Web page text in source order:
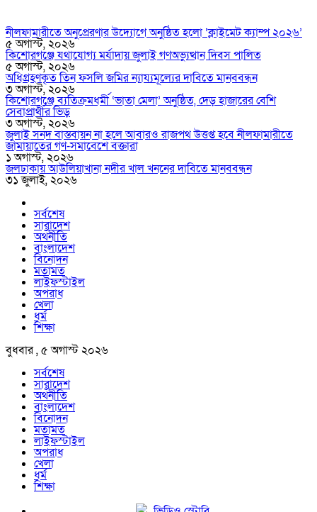
নীলফামারীতে অনুপ্রেরণার উদ্যোগে অনুষ্ঠিত হলো ‘ক্লাইমেট ক্যাম্প ২০২৬’
৫ অগাস্ট, ২০২৬
কিশোরগঞ্জে যথাযোগ্য মর্যাদায় জুলাই গণঅভ্যুত্থান দিবস পালিত
৫ অগাস্ট, ২০২৬
অধিগ্রহণকৃত তিন ফসলি জমির ন্যায্যমূল্যের দাবিতে মানববন্ধন
৩ অগাস্ট, ২০২৬
কিশোরগঞ্জে ব্যতিক্রমধর্মী ‘ভাতা মেলা’ অনুষ্ঠিত, দেড় হাজারের বেশি
সেবাপ্রার্থীর ভিড়
৩ অগাস্ট, ২০২৬
জুলাই সনদ বাস্তবায়ন না হলে আবারও রাজপথ উত্তপ্ত হবে নীলফামারীতে
জামায়াতের গণ-সমাবেশে বক্তারা
১ অগাস্ট, ২০২৬
জলঢাকায় আউলিয়াখানা নদীর খাল খননের দাবিতে মানববন্ধন
৩১ জুলাই, ২০২৬
সর্বশেষ
সারাদেশ
অর্থনীতি
বাংলাদেশ
বিনোদন
মতামত
লাইফস্টাইল
অপরাধ
খেলা
ধর্ম
শিক্ষা
বুধবার , ৫ অগাস্ট ২০২৬
সর্বশেষ
সারাদেশ
অর্থনীতি
বাংলাদেশ
বিনোদন
মতামত
লাইফস্টাইল
অপরাধ
খেলা
ধর্ম
শিক্ষা